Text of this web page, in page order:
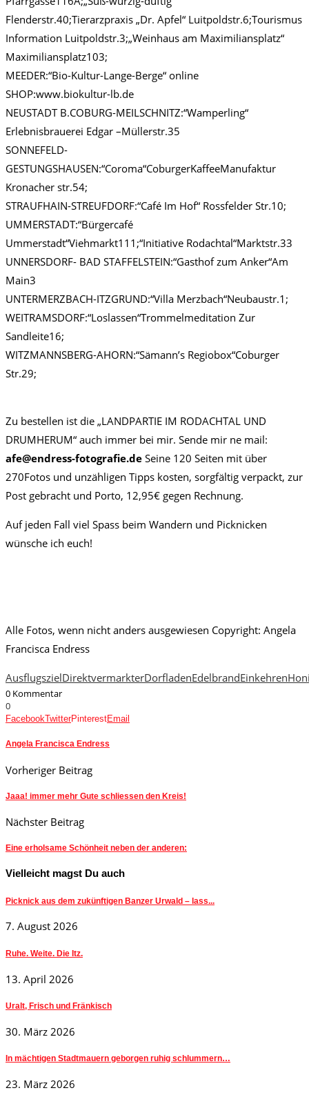
Flenderstr.40;Tierarzpraxis „Dr. Apfel“ Luitpoldstr.6;Tourismus
Information Luitpoldstr.3;„Weinhaus am Maximiliansplatz“
Maximiliansplatz103;
MEEDER:“Bio-Kultur-Lange-Berge“ online
SHOP:www.biokultur-lb.de
NEUSTADT B.COBURG-MEILSCHNITZ:“Wamperling“
Erlebnisbrauerei Edgar –Müllerstr.35
SONNEFELD-
GESTUNGSHAUSEN:“Coroma“CoburgerKaffeeManufaktur
Kronacher str.54;
STRAUFHAIN-STREUFDORF:“Café Im Hof“ Rossfelder Str.10;
UMMERSTADT:“Bürgercafé
Ummerstadt“Viehmarkt111;“Initiative Rodachtal“Marktstr.33
UNNERSDORF- BAD STAFFELSTEIN:“Gasthof zum Anker“Am
Main3
UNTERMERZBACH-ITZGRUND:“Villa Merzbach“Neubaustr.1;
WEITRAMSDORF:“Loslassen“Trommelmeditation Zur
Sandleite16;
WITZMANNSBERG-AHORN:“Sämann’s Regiobox“Coburger
Str.29;
Zu bestellen ist die „LANDPARTIE IM RODACHTAL UND
DRUMHERUM“ auch immer bei mir. Sende mir ne mail:
afe@endress-fotografie.de Seine 120 Seiten mit über
270Fotos und unzähligen Tipps kosten, sorgfältig verpackt, zur
Post gebracht und Porto, 12,95€ gegen Rechnung.
Auf jeden Fall viel Spass beim Wandern und Picknicken
wünsche ich euch!
Alle Fotos, wenn nicht anders ausgewiesen Copyright: Angela
Francisca Endress
AusflugszielDirektvermarkterDorfladenEdelbrandEinkehren
0 Kommentar
0
FacebookTwitterPinterestEmail
Angela Francisca Endress
Vorheriger Beitrag
Jaaa! immer mehr Gute schliessen den Kreis!
Nächster Beitrag
Eine erholsame Schönheit neben der anderen:
Vielleicht magst Du auch
Picknick aus dem zukünftigen Banzer Urwald – lass...
7. August 2026
Ruhe. Weite. Die Itz.
13. April 2026
Uralt, Frisch und Fränkisch
30. März 2026
In mächtigen Stadtmauern geborgen ruhig schlummern…
23. März 2026